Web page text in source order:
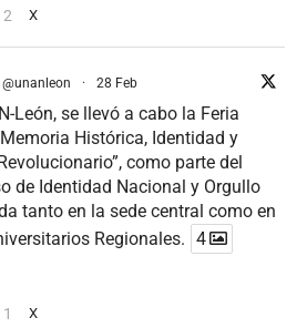
2 X
@unanleon · 28 Feb
León, se llevó a cabo la Feria
Histórica, Identidad y
como parte del
de Identidad Nacional y Orgullo
tanto en la sede central como en
Regionales. 4
1 X